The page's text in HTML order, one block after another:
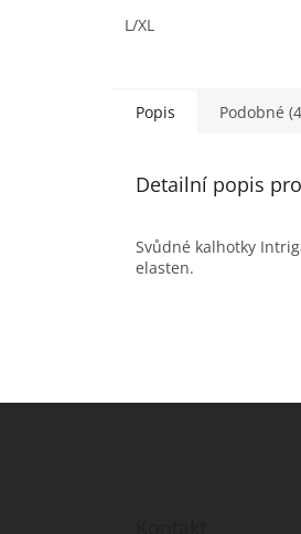
L/XL
Popis Podobné
Detailní popis
Svůdné kalhotky
elasten.
Z